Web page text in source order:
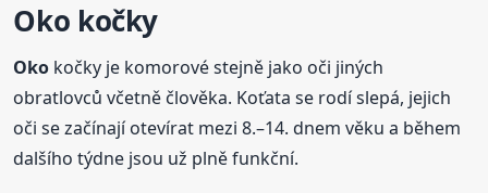
Oko kočky
Oko kočky je komorové stejně jako oči jiných
obratlovců včetně člověka. Koťata se rodí slepá, jejich
oči se začínají otevírat mezi 8.–14. dnem věku a během
dalšího týdne jsou už plně funkční.